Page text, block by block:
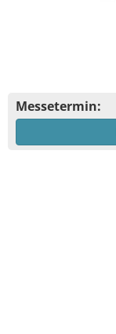
Messetermin: